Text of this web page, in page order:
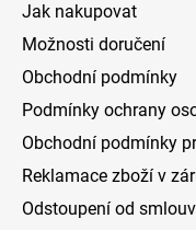
Jak nakupovat
Možnosti doručení
Obchodní podmínky
Podmínky ochrany
Obchodní podmínky
Reklamace zboží v
Odstoupení od